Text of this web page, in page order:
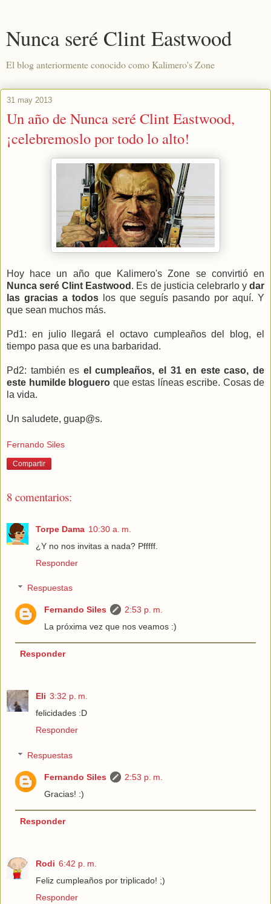
Nunca seré Clint Eastwood
El blog anteriormente conocido como Kalimero's Zone
31 may 2013
Un año de Nunca seré Clint Eastwood,
¡celebremoslo por todo lo alto!
Hoy hace un año que Kalimero's Zone se convirtió en
Nunca seré Clint Eastwood . Es de justicia celebrarlo ydar
las gracias a todoslos que seguís pasando por aquí. Y
que sean muchos más.
Pd1: en julio llegará el octavo cumpleaños del blog, el
tiempo pasa que es una barbaridad.
Pd2: también es el cumpleaños, el 31 en este caso, de
este humilde bloguero que estas líneas escribe. Cosas de
la vida.
Un saludete, guap@s.
Fernando Siles
Compartir
8 comentarios:
Torpe Dama 10:30 a. m.
¿Y no nos invitas a nada? Pfffff.
Responder
Respuestas
Fernando Siles
2:53 p. m.
La próxima vez que nos veamos :)
Responder
Eli 3:32 p. m.
felicidades :D
Responder
Respuestas
Fernando Siles
2:53 p. m.
Gracias! :)
Responder
Rodi 6:42 p. m.
Feliz cumpleaños por triplicado! ;)
Responder